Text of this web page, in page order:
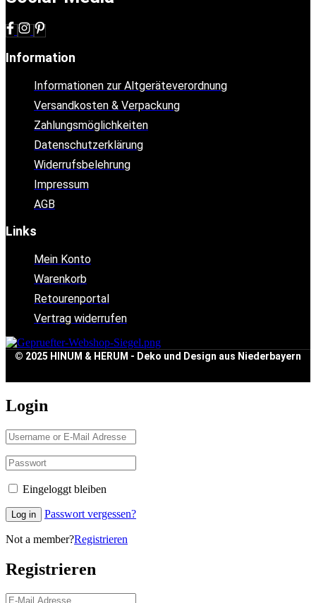
Information
Informationen zur Altgeräteverordnung
Versandkosten & Verpackung
Zahlungsmöglichkeiten
Datenschutzerklärung
Widerrufsbelehrung
Impressum
AGB
Links
Mein Konto
Warenkorb
Retourenportal
Vertrag widerrufen
© 2025 HINUM & HERUM - Deko und Design aus Niederbayern
Login
Eingeloggt bleiben
Log in Passwort vergessen?
Not a member?Registrieren
Registrieren